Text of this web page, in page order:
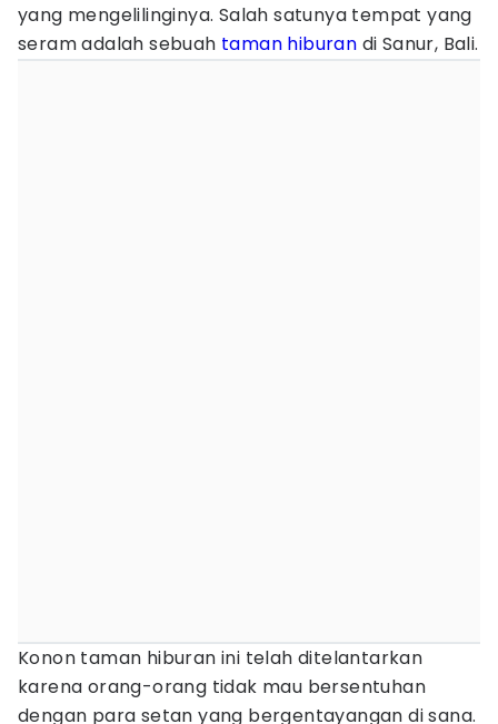
yang mengelilinginya. Salah satunya tempat yang
seram adalah sebuah taman hiburan di Sanur, Bali.
Konon taman hiburan ini telah ditelantarkan
karena orang-orang tidak mau bersentuhan
dengan para setan yang bergentayangan di sana.